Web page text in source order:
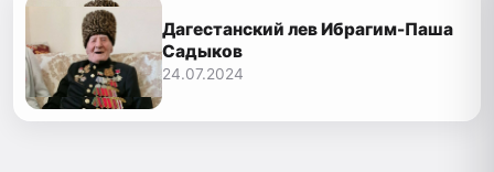
Дагестанский лев Ибрагим-Паша
Садыков
24.07.2024